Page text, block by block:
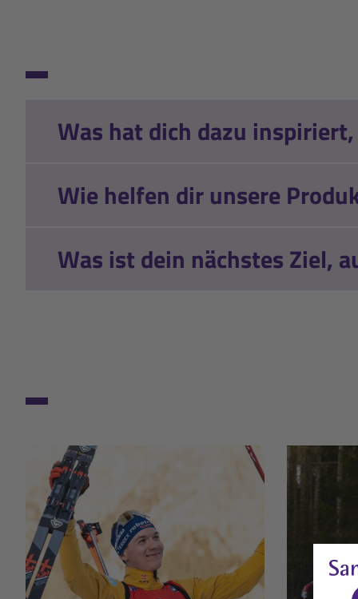
Biathlon-
Biathlon-
Biathlon-
Europäisches Olympisches
Was hat dich dazu
Wie helfen dir unsere
Was ist dein nächstes Ziel,